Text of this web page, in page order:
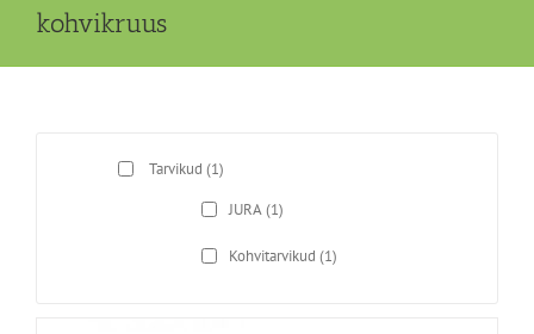
kohvikruus
Tarvikud (1)
JURA(1)
Kohvitarvikud (1)